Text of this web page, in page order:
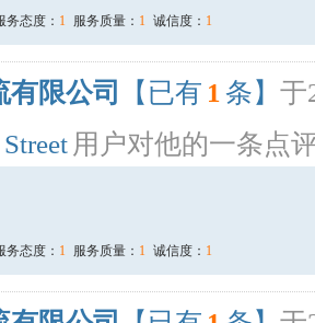
务态度： 1 服务质量： 1 诚信度： 1
限公司 【已有 1 条】 于
用户对他的一条点
务态度： 1 服务质量： 1 诚信度： 1